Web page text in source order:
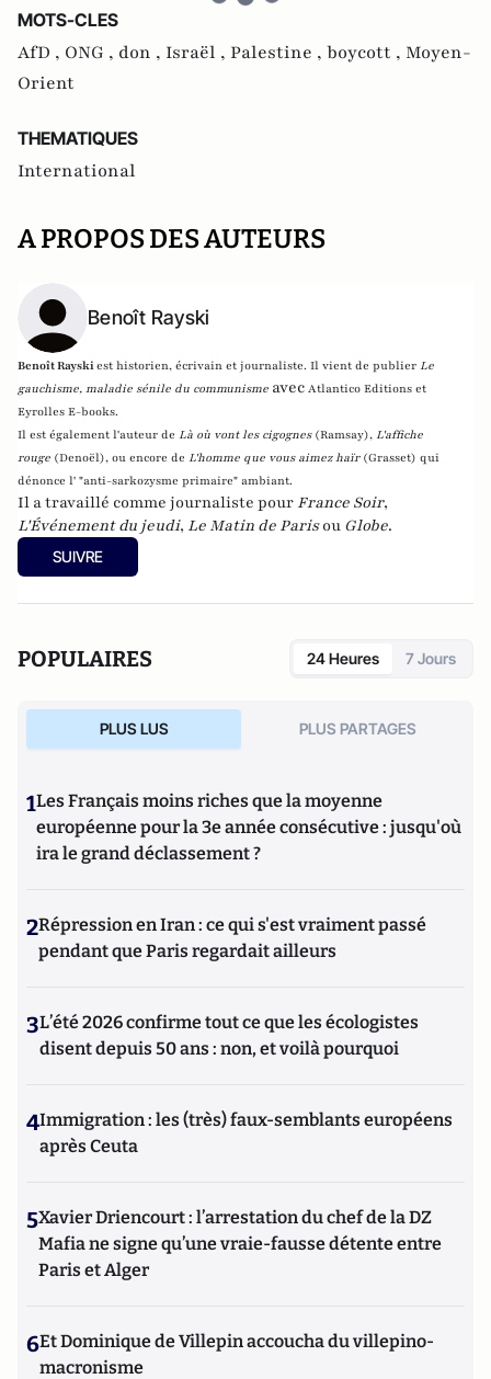
MOTS-CLES
AfD , ONG , don , Israël , Palestine , boycott , Moyen-
Orient
THEMATIQUES
International
A PROPOS DES AUTEURS
Benoît Rayski
Benoît Rayskiest historien, écrivain et journaliste. Il vient de publier Le
gauchisme, maladie sénile du communisme avec Atlantico Editions et
Eyrolles E-books.
Il est également l'auteur de Là où vont les cigognes (Ramsay), L'affiche
rouge (Denoël), ou encore de L'homme que vous aimez haïr (Grasset) qui
dénonce l' "anti-sarkozysme primaire" ambiant.
Il a travaillé comme journaliste pour France Soir,
L'Événement du jeudi, Le Matin de Parisou Globe.
SUIVRE
POPULAIRES 24 Heures 7 Jours
PLUS LUS PLUS PARTAGES
1Les Français moins riches que la moyenne
européenne pour la 3e année consécutive : jusqu'où
ira le grand déclassement ?
2Répression en Iran : ce qui s'est vraiment passé
pendant que Paris regardait ailleurs
3L’été 2026 confirme tout ce que les écologistes
disent depuis 50 ans : non, et voilà pourquoi
4Immigration : les (très) faux-semblants européens
après Ceuta
5Xavier Driencourt : l’arrestation du chef de la DZ
Mafia ne signe qu’une vraie-fausse détente entre
Paris et Alger
6Et Dominique de Villepin accoucha du villepino-
macronisme